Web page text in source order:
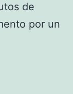
de
por un